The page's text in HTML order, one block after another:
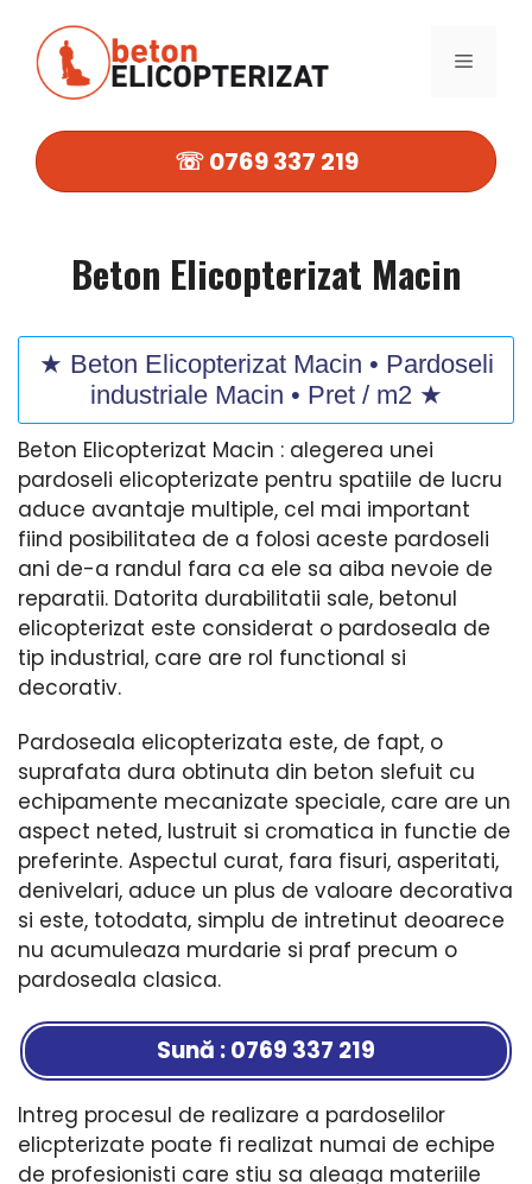
conținut
MENIU
☏ 0769 337 219
Beton Elicopterizat Macin
★ Beton Elicopterizat Macin • Pardoseli
industriale Macin • Pret / m2 ★
Beton Elicopterizat Macin : alegerea unei
pardoseli elicopterizate pentru spatiile de lucru
aduce avantaje multiple, cel mai important
fiind posibilitatea de a folosi aceste pardoseli
ani de-a randul fara ca ele sa aiba nevoie de
reparatii. Datorita durabilitatii sale, betonul
elicopterizat este considerat o pardoseala de
tip industrial, care are rol functional si
decorativ.
Pardoseala elicopterizata este, de fapt, o
suprafata dura obtinuta din beton slefuit cu
echipamente mecanizate speciale, care are un
aspect neted, lustruit si cromatica in functie de
preferinte. Aspectul curat, fara fisuri, asperitati,
denivelari, aduce un plus de valoare decorativa
si este, totodata, simplu de intretinut deoarece
nu acumuleaza murdarie si praf precum o
pardoseala clasica.
Sună : 0769 337 219
Intreg procesul de realizare a pardoselilor
elicpterizate poate fi realizat numai de echipe
de profesionisti care stiu sa aleaga materiile